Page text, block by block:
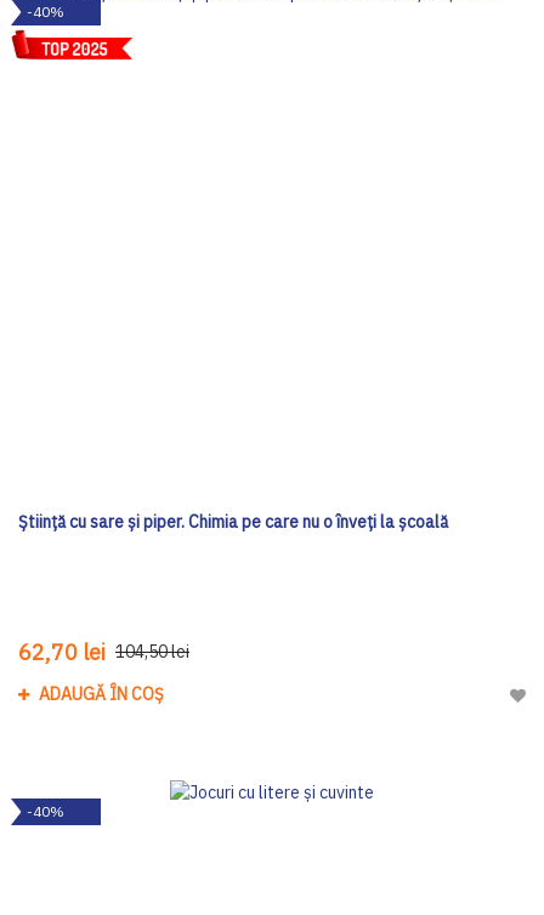
-40%
Ştiinţă cu sare şi piper. Chimia pe care nu o înveţi la şcoală
62,70 lei 104,50 lei
ADAUGĂ ÎN COȘ
-40%